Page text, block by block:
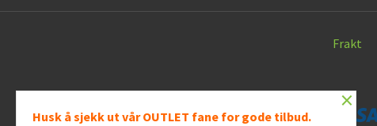
Frakt
×
Husk å sjekk ut vår OUTLET fane for gode tilbud.